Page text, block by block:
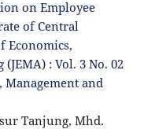
on Employee
of Central
Economics,
: Vol. 3 No. 02
Management and
Tanjung, Mhd.